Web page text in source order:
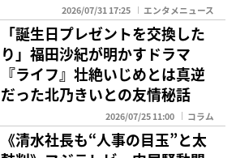
2026/07/31 17:25 エンタメニュース
「誕生日プレゼントを交換した
り」福田沙紀が明かすドラマ
『ライフ』壮絶いじめとは真逆
だった北乃きいとの友情秘話
2026/07/25 11:00 コラム
《清水社長も“人事の目玉”と太